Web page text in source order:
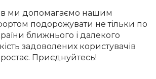
ми допомагаємо нашим
подорожувати не тільки по
ближнього і далекого
задоволених користувачів
Приєднуйтесь!